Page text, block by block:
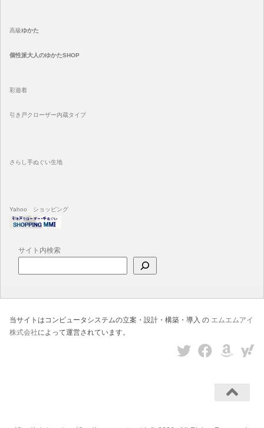
高級ゆかた
個性派大人のゆかたSHOP
彩遊着
引き戸クローザー内蔵タイプ
さらし手ぬぐい生地
Yahoo ショッピング
サイト内検索
当サイトはコンピュータシステムの立案・設計・構築・導入 の エムエムアイ
株式会社によって運営されています。